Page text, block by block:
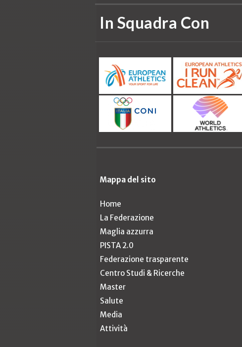
In Squadra Con
Mappa del sito
Home
La Federazione
Maglia azzurra
PISTA 2.0
Federazione trasparente
Centro Studi & Ricerche
Master
Salute
Media
Attività